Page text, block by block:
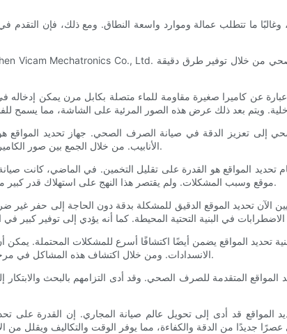
ما تتطلب عمالة وموارد واسعة النطاق. ومع ذلك، فإن
عن كاميرا صغيرة مقاومة للماء متصلة بكابل مرن يمكن إدخاله
إلى تعزيز الدقة في صيانة الصرف الصحي. جهاز تحديد المواقع
الأنابيب. من خلال الجمع بين صور الكاميرا والموقع الدقيق، يمكن للفنيين تحديد مناطق المشكلة بدقة والتخطيط للإصلاحات الأكثر كفاءة.
المواقع هو القدرة على تقليل التخمين. في الماضي، كانت
موقع وسبب المشكلات. ولم يقتصر هذا النهج على استهلاك قدر كبير من الوقت والموارد فحسب، بل أدى أيضًا إلى إحداث اضطرابات غير ضرورية في البيئة المحيطة.
الآن تحديد الموقع الدقيق للمشكلة بدقة دون الحاجة إلى حفر
تحديد المواقع يضمن أيضًا اكتشافًا أسرع للمشكلات المحتملة. يمكن
الانسدادات. ومن خلال اكتشاف هذه المشاكل في مرحلة مبكرة، يمكن تنفيذ تدابير وقائية لتجنب الأضرار الكبرى أو الإصلاحات المكلفة في المستقبل.
المواقع قد أدى إلى تحويل عالم صيانة المجاري. إن القدرة